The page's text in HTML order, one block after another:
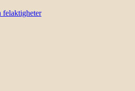
felaktigheter